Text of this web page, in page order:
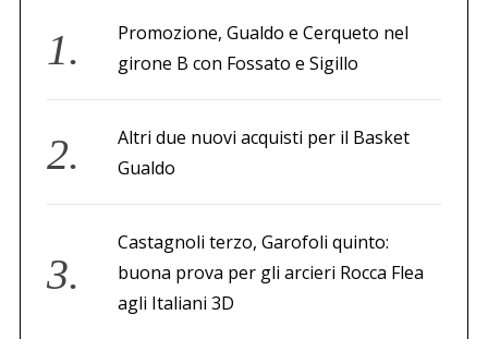
Promozione, Gualdo e Cerqueto nel
girone B con Fossato e Sigillo
Altri due nuovi acquisti per il Basket
Gualdo
Castagnoli terzo, Garofoli quinto:
buona prova per gli arcieri Rocca Flea
agli Italiani 3D